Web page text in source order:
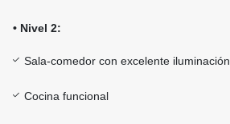
• Nivel 2:
Sala-comedor con excelente iluminación
Cocina funcional